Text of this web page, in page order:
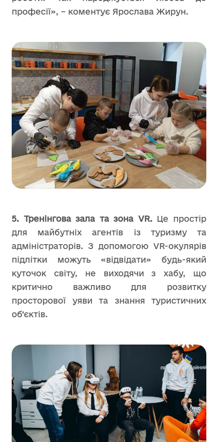
професії», – коментує Ярослава Жирун.
5. Тренінгова зала та зона VR. Це простір
для майбутніх агентів із туризму та
адміністраторів. З допомогою VR-окулярів
підлітки можуть «відвідати» будь-який
куточок світу, не виходячи з хабу, що
критично важливо для розвитку
просторової уяви та знання туристичних
об’єктів.